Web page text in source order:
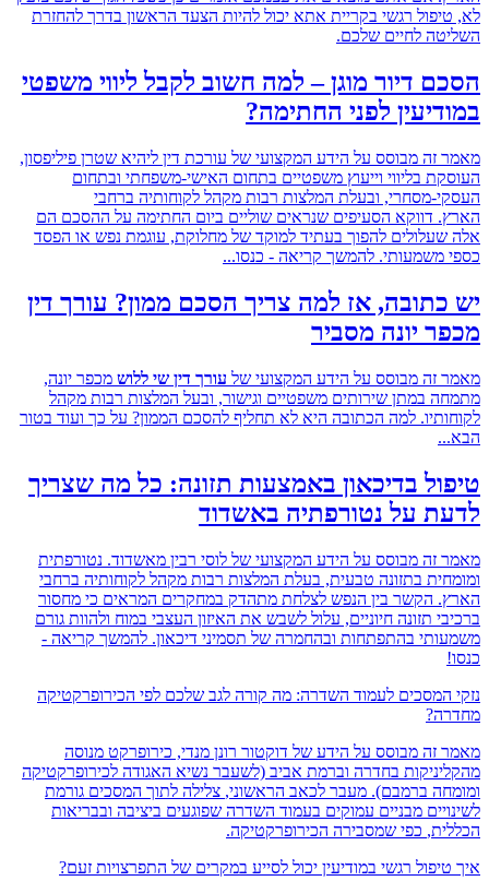
רגשי בקריית אתא יכול להיות הצעד הראשון בדרך להחזרת
לחיים שלכם.
דיור מוגן – למה חשוב לקבל ליווי משפטי
לפני החתימה?
מבוסס על הידע המקצועי של עורכת דין ליהיא שטרן פיליפסון,
בליווי וייעוץ משפטיים בתחום האישי-משפחתי ובתחום
מסחרי, ובעלת המלצות רבות מקהל לקוחותיה ברחבי
דווקא הסעיפים שנראים שוליים ביום החתימה על ההסכם הם
להפוך בעתיד למוקד של מחלוקת, עוגמת נפש או הפסד
להמשך קריאה - כנסו...
אז למה צריך הסכם ממון? עורך דין
יונה מסביר
זה מבוסס על הידע המקצועי שלעורך דין שי ללושמכפר יונה,
במתן שירותים משפטיים וגישור, ובעל המלצות רבות מקהל
למה הכתובה היא לא תחליף להסכם הממון? על כך ועוד בטור
בדיכאון באמצעות תזונה: כל מה שצריך
על נטורפתיה באשדוד
מבוסס על הידע המקצועי של לוסי רבין מאשדוד. נטורפתית
בתזונה טבעית, בעלת המלצות רבות מקהל לקוחותיה ברחבי
הקשר בין הנפש לצלחת מתהדק במחקרים המראים כי מחסור
תזונה חיוניים, עלול לשבש את האיזון העצבי במוח ולהוות גורם
בהתפתחות ובהחמרה של תסמיני דיכאון. להמשך קריאה -
לעמוד השדרה: מה קורה לגב שלכם לפי הכירופרקטיקה
מבוסס על הידע של דוקטור רונן מנדי, כירופרקט מנוסה
בחדרה וברמת אביב (לשעבר נשיא האגודה לכירופרקטיקה
ברמבם).מעבר לכאב הראשוני,צלילה לתוך המסכים גורמת
מבניים עמוקים בעמוד השדרה שפוגעים ביציבה ובבריאות
כפי שמסבירה הכירופרקטיקה.
רגשי במודיעין יכול לסייע במקרים של התפרצויות זעם?